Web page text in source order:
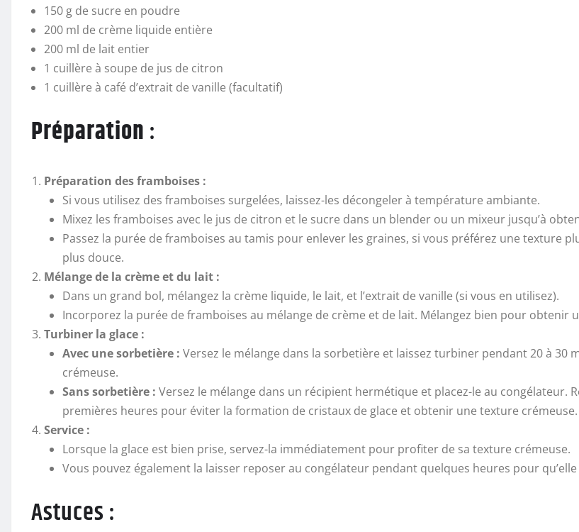
150 g de sucre en poudre
200 ml de crème liquide entière
200 ml de lait entier
1 cuillère à soupe de jus de citron
1 cuillère à café d’extrait de vanille (facultatif)
Préparation:
Préparation des framboises :
Si vous utilisez des framboises surgelées, laissez-les décongeler à température ambiante.
Mixez les framboises avec le jus de citron et le sucre dans un blender ou un mixeur jusqu’à
Passez la purée de framboises au tamis pour enlever les graines, si vous préférez une texture
plus douce.
Mélange de la crème et du lait :
Dans un grand bol, mélangez la crème liquide, le lait, et l’extrait de vanille (si vous en utilisez).
Incorporez la purée de framboises au mélange de crème et de lait. Mélangez bien pour obtenir
Turbiner la glace :
Avec une sorbetière : Versez le mélange dans la sorbetière et laissez turbiner pendant 20 à 30
crémeuse.
Sans sorbetière : Versez le mélange dans un récipient hermétique et placez-le au congélateur.
premières heures pour éviter la formation de cristaux de glace et obtenir une texture crémeuse.
Service :
Lorsque la glace est bien prise, servez-la immédiatement pour profiter de sa texture crémeuse.
Vous pouvez également la laisser reposer au congélateur pendant quelques heures pour
Astuces :